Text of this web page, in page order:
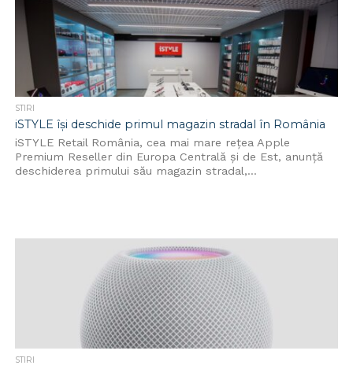
STIRI
iSTYLE își deschide primul magazin stradal în România
iSTYLE Retail România, cea mai mare rețea Apple
Premium Reseller din Europa Centrală și de Est, anunță
deschiderea primului său magazin stradal,...
STIRI